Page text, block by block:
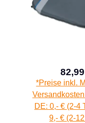
*Preise inkl.
DE: 0,- € (2-4
9,- € (2-